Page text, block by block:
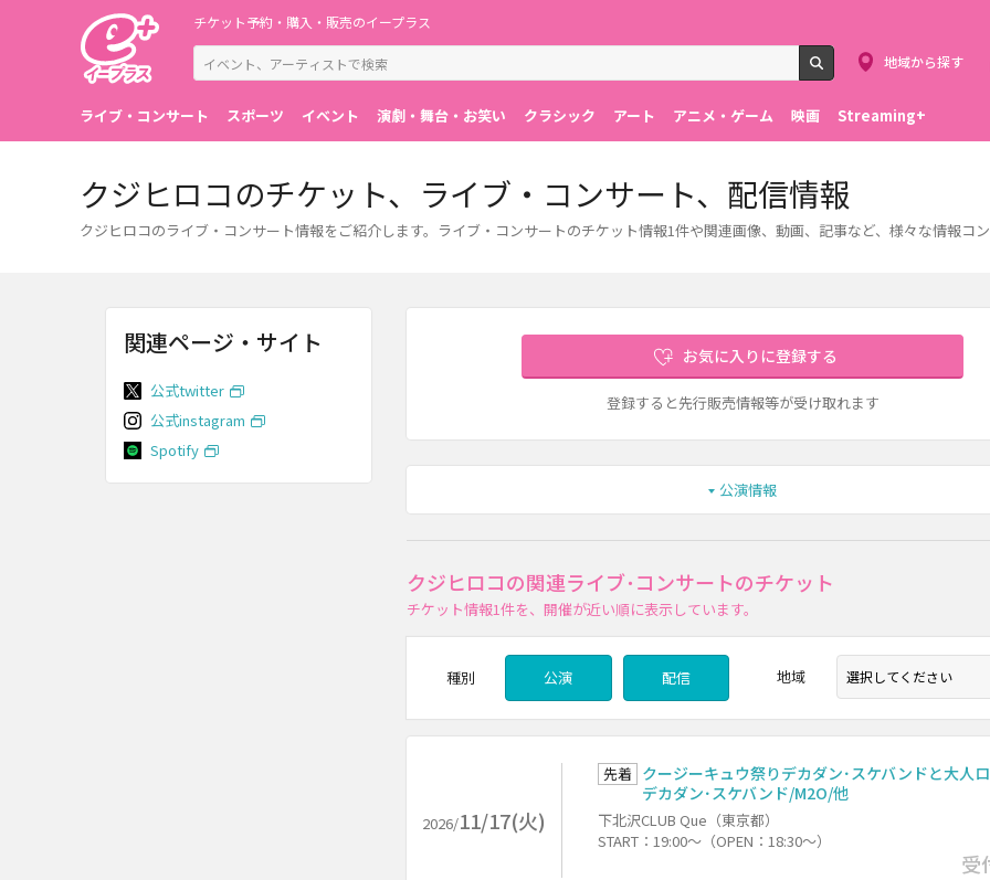
チケット予約・購入・販売のイープラス
検索
地域から探す
ライブ・コンサート スポーツ イベント 演劇・舞台・お笑い クラシック アート アニメ・ゲーム 映画 Streaming+
クジヒロコのチケット、ライブ・コンサート、配信情報
クジヒロコのライブ・コンサート情報をご紹介します。ライブ・コンサートのチケット情報1件や関連画像、動画、記事など、様々な情報コン
お気に入りに登録する
登録すると先行販売情報等が受け取れます
公演情報
クジヒロコの関連ライブ･コンサートのチケット
チケット情報1件を、開催が近い順に表示しています。
種別 公演 配信 地域
2026/11/17(火)
先着 クージーキュウ祭りデカダン･スケバンドと大人
デカダン･スケバンド/M2O/他
下北沢CLUB Que（東京都）
START：19:00～（OPEN：18:30～）
受
関連ページ・サイト
公式twitter
公式instagram
Spotify